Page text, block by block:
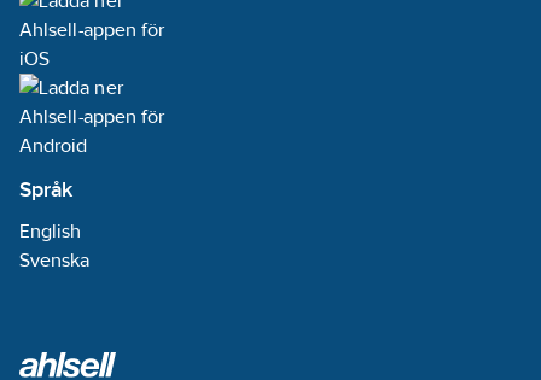
Språk
English
Svenska